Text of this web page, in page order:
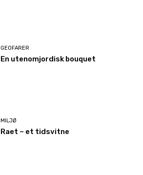
GEOFARER
En utenomjordisk bouquet
MILJØ
Raet – et tidsvitne